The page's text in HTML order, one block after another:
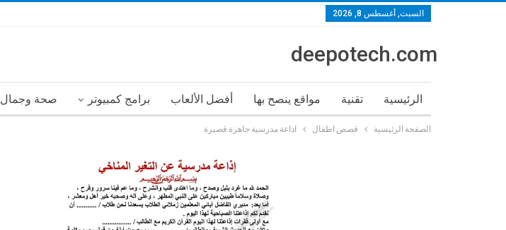
السبت, أغسطس 8, 2026
deepotech.com
الرئيسية تقنية مواقع ينصح بها أفضل الألعاب برامج كمبيوتر صحة وجمال
الصفحة الرئيسية قصص اطفال اذاعة مدرسية جاهزة قصيرة